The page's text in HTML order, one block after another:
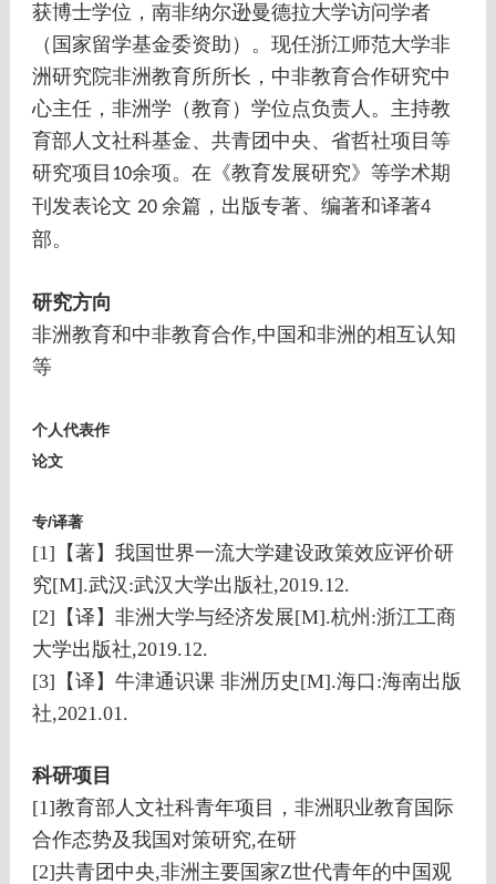
获博士学位，南非纳尔逊曼德拉大学访问学者
（国家留学基金委资助）。现任浙江师范大学非
洲研究院非洲教育所所长，中非教育合作研究中
心主任，非洲学（教育）学位点负责人。主持教
育部人文社科基金、共青团中央、省哲社项目等
研究项目 10余项。在《教育发展研究》等学术期
刊发表论文 20 余篇，出版专著、编著和译著4
部。
研究方向
非洲教育和中非教育合作,中国和非洲的相互认知
等
个人代表作
论文
专/译著
[1]【著】我国世界一流大学建设政策效应评价研
究[M].武汉:武汉大学出版社,2019.12.
[2]【译】非洲大学与经济发展[M].杭州:浙江工商
大学出版社,2019.12.
[3]【译】牛津通识课 非洲历史[M].海口:海南出版
社,2021.01.
科研项目
[1]教育部人文社科青年项目，非洲职业教育国际
合作态势及我国对策研究,在研
[2]共青团中央,非洲主要国家Z世代青年的中国观